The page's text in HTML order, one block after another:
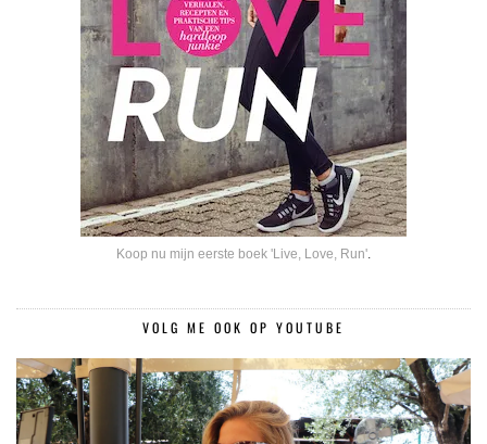
Koop nu mijn eerste boek 'Live, Love, Run'
VOLG ME OOK OP YOUTUBE